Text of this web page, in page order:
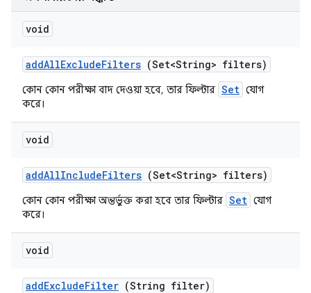
void
addAllExcludeFilters (Set<String> filters)
কোন কোন পরীক্ষা বাদ দেওয়া হবে, তার ফিল্টার Set যোগ
করে।
void
addAllIncludeFilters (Set<String> filters)
কোন কোন পরীক্ষা অন্তর্ভুক্ত করা হবে তার ফিল্টার Set যোগ
করে।
void
addExcludeFilter (String filter)